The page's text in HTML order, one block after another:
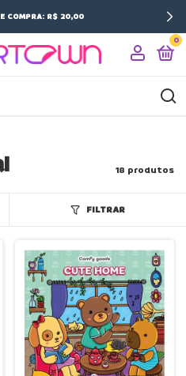
COMPRA: R$ 20,00
0
18 produtos
FILTRAR